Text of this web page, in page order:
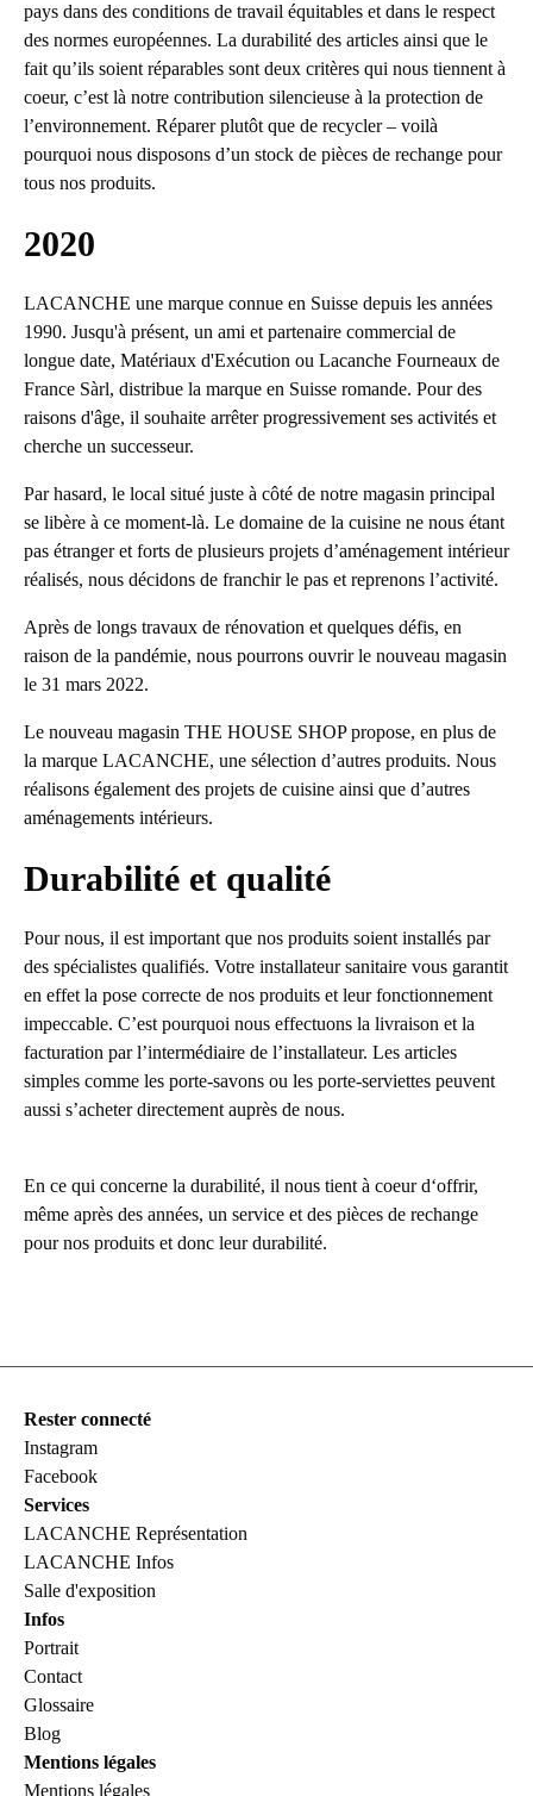
pays dans des conditions de travail équitables et dans le respect
des normes européennes. La durabilité des articles ainsi que le
fait qu’ils soient réparables sont deux critères qui nous tiennent à
coeur, c’est là notre contribution silencieuse à la protection de
l’environnement. Réparer plutôt que de recycler – voilà
pourquoi nous disposons d’un stock de pièces de rechange pour
tous nos produits.
2020
LACANCHE une marque connue en Suisse depuis les années
1990. Jusqu'à présent, un ami et partenaire commercial de
longue date, Matériaux d'Exécution ou Lacanche Fourneaux de
France Sàrl, distribue la marque en Suisse romande. Pour des
raisons d'âge, il souhaite arrêter progressivement ses activités et
cherche un successeur.
Par hasard, le local situé juste à côté de notre magasin principal
se libère à ce moment-là. Le domaine de la cuisine ne nous étant
pas étranger et forts de plusieurs projets d’aménagement intérieur
réalisés, nous décidons de franchir le pas et reprenons l’activité.
Après de longs travaux de rénovation et quelques défis, en
raison de la pandémie, nous pourrons ouvrir le nouveau magasin
le 31 mars 2022.
Le nouveau magasin THE HOUSE SHOP propose, en plus de
la marque LACANCHE, une sélection d’autres produits. Nous
réalisons également des projets de cuisine ainsi que d’autres
aménagements intérieurs.
Durabilité et qualité
Pour nous, il est important que nos produits soient installés par
des spécialistes qualifiés. Votre installateur sanitaire vous garantit
en effet la pose correcte de nos produits et leur fonctionnement
impeccable. C’est pourquoi nous effectuons la livraison et la
facturation par l’intermédiaire de l’installateur. Les articles
simples comme les porte-savons ou les porte-serviettes peuvent
aussi s’acheter directement auprès de nous.
En ce qui concerne la durabilité, il nous tient à coeur d‘offrir,
même après des années, un service et des pièces de rechange
pour nos produits et donc leur durabilité.
Rester connecté
Instagram
Facebook
Services
LACANCHE Représentation
LACANCHE Infos
Salle d'exposition
Infos
Portrait
Contact
Glossaire
Blog
Mentions légales
Mentions légales